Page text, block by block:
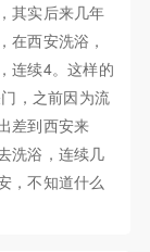
其实后来几年
在西安洗浴，
连续4。这样的
，之前因为流
差到西安来
洗浴，连续几
，不知道什么